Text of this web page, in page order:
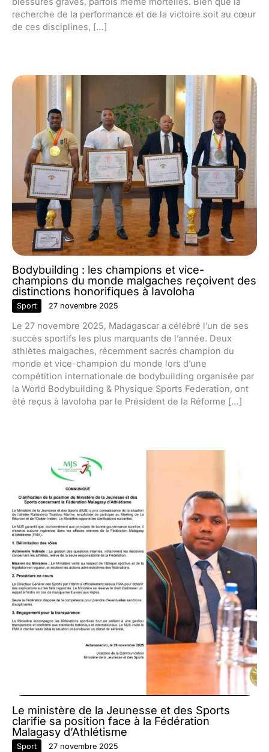
recherche de la performance et de la victoire soit au cœur
de ces disciplines, […]
Bodybuilding : les champions et vice-
champions du monde malgaches reçoivent des
distinctions honorifiques à Iavoloha
Sport 27 novembre 2025
Le 27 novembre 2025, Madagascar a célébré l’un de ses
succès sportifs les plus marquants de l’année. Deux
athlètes malgaches, récemment sacrés champion du
monde et vice-champion du monde lors d’une
compétition internationale de bodybuilding organisée par
la World Bodybuilding & Physique Sports Federation, ont
été reçus à Iavoloha par le Président de la Réforme […]
Le ministère de la Jeunesse et des Sports
clarifie sa position face à la Fédération
Malagasy d’Athlétisme
Sport 27 novembre 2025